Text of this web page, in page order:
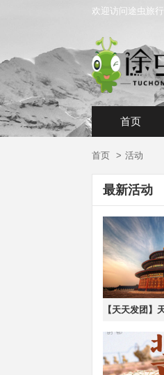
欢迎访问途虫旅行
首页
首页 活动
最新活动